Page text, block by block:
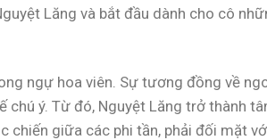
Lăng và bắt đầu dành cho cô
ngự hoa viên. Sự tương đồng về
chú ý. Từ đó, Nguyệt Lăng trở thành
chiến giữa các phi tần, phải đối mặt